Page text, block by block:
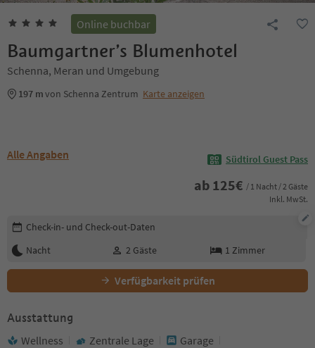
Online buchbar
Baumgartner’s Blumenhotel
Schenna, Meran und Umgebung
197 mvon Schenna Zentrum Karte anzeigen
Alle Angaben Südtirol Guest Pass
ab 125€ / 1 Nacht / 2 Gäste
Inkl. MwSt.
Buchungsdetails bearbeiten
Check-in- und Check-out-Daten
Nacht
2 Gäste 1 Zimmer
Verfügbarkeit prüfen
Ausstattung
Wellness Zentrale Lage
Garage